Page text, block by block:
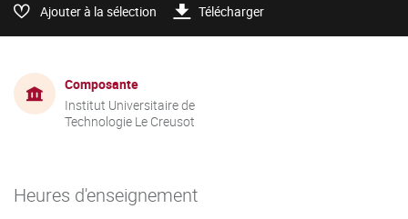
Ajouter à la sélection Télécharger
Composante
Institut Universitaire de
Technologie Le Creusot
Heures d'enseignement